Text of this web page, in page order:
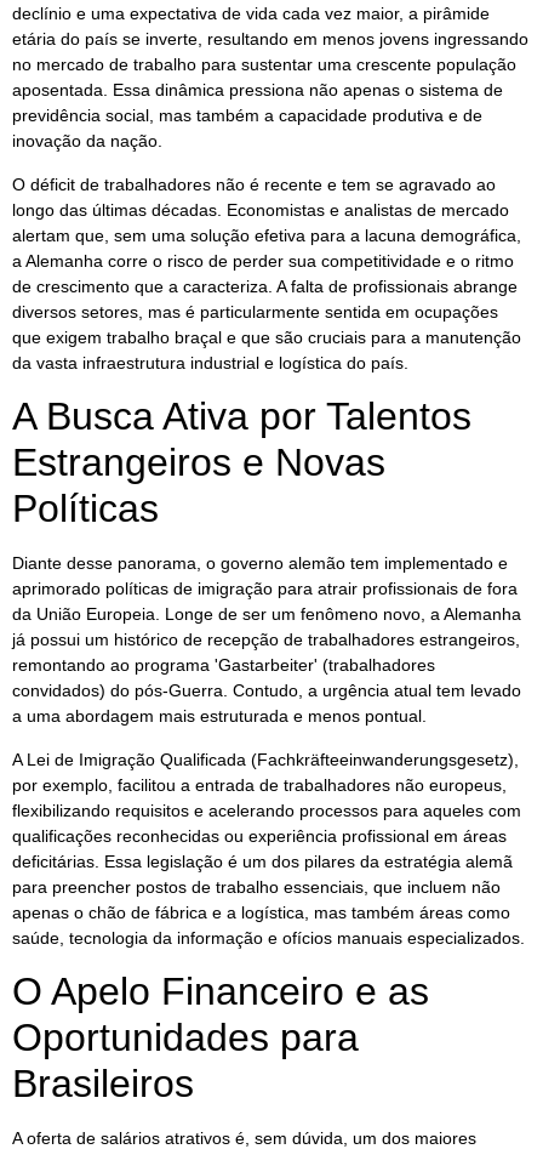
declínio e uma expectativa de vida cada vez maior, a pirâmide
etária do país se inverte, resultando em menos jovens ingressando
no mercado de trabalho para sustentar uma crescente população
aposentada. Essa dinâmica pressiona não apenas o sistema de
previdência social, mas também a capacidade produtiva e de
inovação da nação.
O déficit de trabalhadores não é recente e tem se agravado ao
longo das últimas décadas. Economistas e analistas de mercado
alertam que, sem uma solução efetiva para a lacuna demográfica,
a Alemanha corre o risco de perder sua competitividade e o ritmo
de crescimento que a caracteriza. A falta de profissionais abrange
diversos setores, mas é particularmente sentida em ocupações
que exigem trabalho braçal e que são cruciais para a manutenção
da vasta infraestrutura industrial e logística do país.
A Busca Ativa por Talentos
Estrangeiros e Novas
Políticas
Diante desse panorama, o governo alemão tem implementado e
aprimorado políticas de imigração para atrair profissionais de fora
da União Europeia. Longe de ser um fenômeno novo, a Alemanha
já possui um histórico de recepção de trabalhadores estrangeiros,
remontando ao programa 'Gastarbeiter' (trabalhadores
convidados) do pós-Guerra. Contudo, a urgência atual tem levado
a uma abordagem mais estruturada e menos pontual.
A Lei de Imigração Qualificada (Fachkräfteeinwanderungsgesetz),
por exemplo, facilitou a entrada de trabalhadores não europeus,
flexibilizando requisitos e acelerando processos para aqueles com
qualificações reconhecidas ou experiência profissional em áreas
deficitárias. Essa legislação é um dos pilares da estratégia alemã
para preencher postos de trabalho essenciais, que incluem não
apenas o chão de fábrica e a logística, mas também áreas como
saúde, tecnologia da informação e ofícios manuais especializados.
O Apelo Financeiro e as
Oportunidades para
Brasileiros
A oferta de salários atrativos é, sem dúvida, um dos maiores